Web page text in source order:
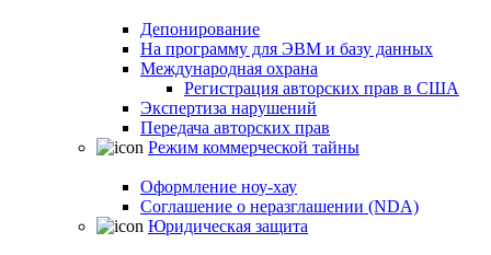
Депонирование
На программу для ЭВМ и базу данных
Международная охрана
Регистрация авторских прав в США
Экспертиза нарушений
Передача авторских прав
Режим коммерческой тайны
Оформление ноу-хау
Соглашение о неразглашении (NDA)
Юридическая защита